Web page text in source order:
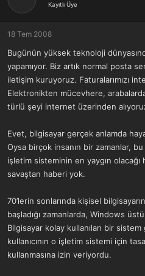
a
ş
a
t
a
n
n
ç
t
a
r
i
h
i
Kayıtlı Üye
18 Tem 2008
Bugünün yüksek teknoloji
yapamıyor. Biz artık normal posta
iletişim kuruyoruz. Faturalarımızı
Elektronikten mücevhere,
türlü şeyi internet üzerinden
Evet, bilgisayar gerçek anlamda
Oysa birçok insanın bir zamanlar,
işletim sisteminin en yaygın olacağı
savaştan haberi yok.
70’lerin sonlarında kişisel
başladığı zamanlarda, Windows
Bilgisayar kolay kullanılan bir
kullanıcının o işletim sistemi için
kullanmasına izin veriyordu.